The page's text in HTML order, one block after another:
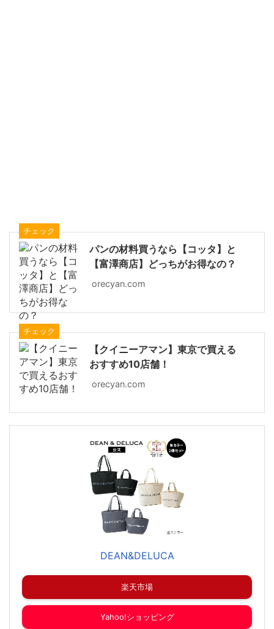
チェック
パンの材料買うなら【コッタ】と
【富澤商店】どっちがお得なの？
orecyan.com
チェック
【クイニーアマン】東京で買える
おすすめ10店舗！
orecyan.com
DEAN&DELUCA
楽天市場
Yahoo!ショッピング